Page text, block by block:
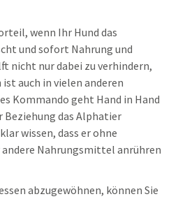
wenn Ihr Hund das
und sofort Nahrung und
nicht nur dabei zu verhindern,
auch in vielen anderen
Kommando geht Hand in Hand
Beziehung das Alphatier
wissen, dass er ohne
Nahrungsmittel anrühren
abzugewöhnen, können Sie